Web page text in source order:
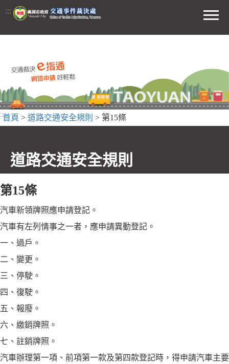
前往主要內容區
:::
功能
:::首頁 > 道路交通安全規則 > 第15條
道路交通安全規則
第15條
汽車新領牌照應申請登記。
汽車有左列情事之一者，應申請異動登記。
一、過戶。
二、變更。
三、停駛。
四、復駛。
五、報廢。
六、繳銷牌照。
七、註銷牌照。
汽車辦理第一項、前項第一款及第四款登記時，得申請汽車主要